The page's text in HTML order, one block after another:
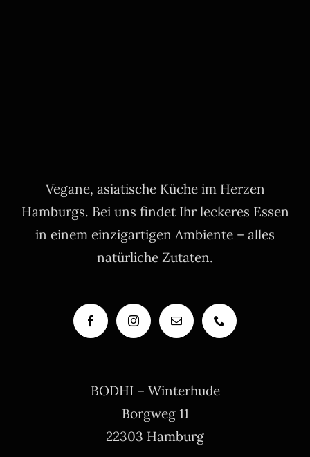
Vegane, asiatische Küche im Herzen
Hamburgs. Bei uns findet Ihr leckeres Essen
in einem einzigartigen Ambiente – alles
natürliche Zutaten.
BODHI – Winterhude
Borgweg 11
22303 Hamburg